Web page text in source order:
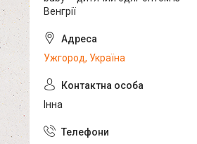
Венгрії
Ужгород, Україна
Інна